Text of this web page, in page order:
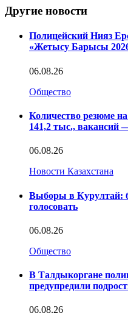
Другие новости
Полицейский Нияз
«Жетысу Барысы
06.08.26
Общество
Количество резюме
141,2 тыс., вакансий
06.08.26
Новости Казахстана
Выборы в Курултай:
голосовать
06.08.26
Общество
В Талдыкоргане
предупредили
06.08.26